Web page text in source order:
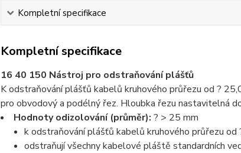
Kompletní specifikace
Kompletní specifikace
16 40 150 Nástroj pro odstraňování plášťů
K odstraňování plášťů kabelů kruhového průřezu od ?
pro obvodový a podélný řez. Hloubka řezu nastavitelná
Hodnoty odizolování (průměr): ? > 25 mm
k odstraňování plášťů kabelů kruhového průřezu od
odstraňují všechny kabelové pláště standardních